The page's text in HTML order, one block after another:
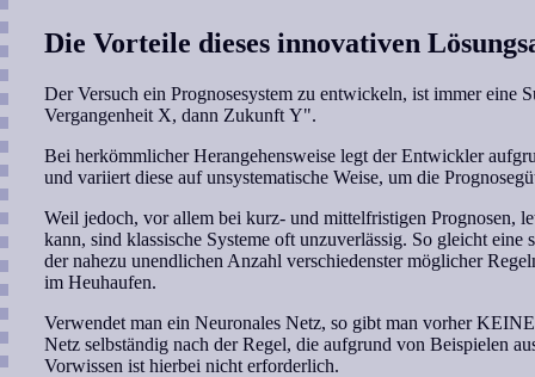
Die Vorteile dieses innovativen
Der Versuch ein Prognosesystem zu entwickeln, ist immer eine
Vergangenheit X, dann Zukunft Y".
Bei herkömmlicher Herangehensweise legt der Entwickler
und variiert diese auf unsystematische Weise, um die
Weil jedoch, vor allem bei kurz- und mittelfristigen Prognosen,
kann, sind klassische Systeme oft unzuverlässig. So gleicht eine
der nahezu unendlichen Anzahl verschiedenster möglicher
im Heuhaufen.
Verwendet man ein Neuronales Netz, so gibt man vorher
Netz selbständig nach der Regel, die aufgrund von Beispielen
Vorwissen ist hierbei nicht erforderlich.